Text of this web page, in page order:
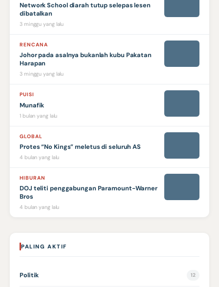
Network School diarah tutup selepas lesen
dibatalkan
3 minggu yang lalu
RENCANA
Johor pada asalnya bukanlah kubu Pakatan
Harapan
3 minggu yang lalu
PUISI
Munafik
1 bulan yang lalu
GLOBAL
Protes “No Kings” meletus di seluruh AS
4 bulan yang lalu
HIBURAN
DOJ teliti penggabungan Paramount-Warner
Bros
4 bulan yang lalu
PALING AKTIF
Politik 12